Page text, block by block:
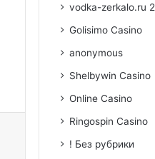
vodka-zerkalo.ru
Golisimo Casino
anonymous
Shelbywin Casino
Online Casino
Ringospin Casino
! Без рубрики